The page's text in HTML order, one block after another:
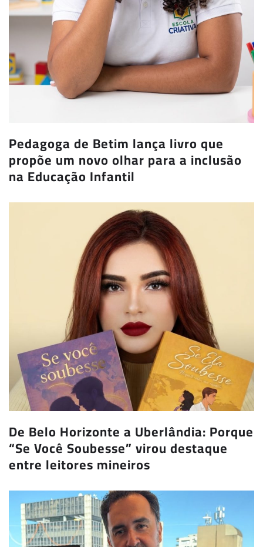
Pedagoga de Betim lança livro que
propõe um novo olhar para a inclusão
na Educação Infantil
De Belo Horizonte a Uberlândia: Porque
“Se Você Soubesse” virou destaque
entre leitores mineiros